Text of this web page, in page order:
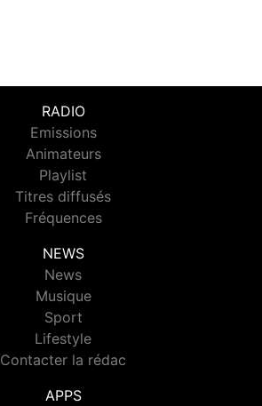
RADIO
Emissions
Animateurs
Playlist
Titres diffusés
Fréquences
NEWS
News
Musique
Sport
Lifestyle
Contacter la rédac
APPS